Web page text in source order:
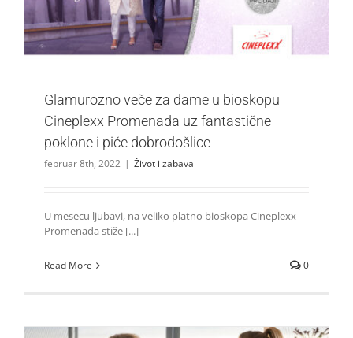
Život i zabava
Glamurozno veče za dame u bioskopu
Cineplexx Promenada uz fantastične
poklone i piće dobrodošlice
februar 8th, 2022 | Život i zabava
U mesecu ljubavi, na veliko platno bioskopa Cineplexx
Promenada stiže [...]
Read More 0